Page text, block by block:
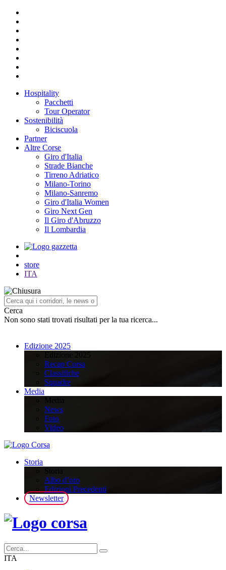
Hospitality
Pacchetti
Tour Operator
Sostenibilità
Biciscuola
Partner
Altre Corse
Giro d'Italia
Strade Bianche
Tirreno Adriatico
Milano-Torino
Milano-Sanremo
Giro d'Italia Women
Giro Next Gen
Il Giro d'Abruzzo
Il Lombardia
store
ITA
Cerca
Non sono stati trovati risultati per la tua ricerca...
Edizione 2025
Recap Corsa
Classifiche
Squadre
Media
News
Foto
Video
Storia
Albo d’oro
Edizioni Precedenti
Newsletter
ITA